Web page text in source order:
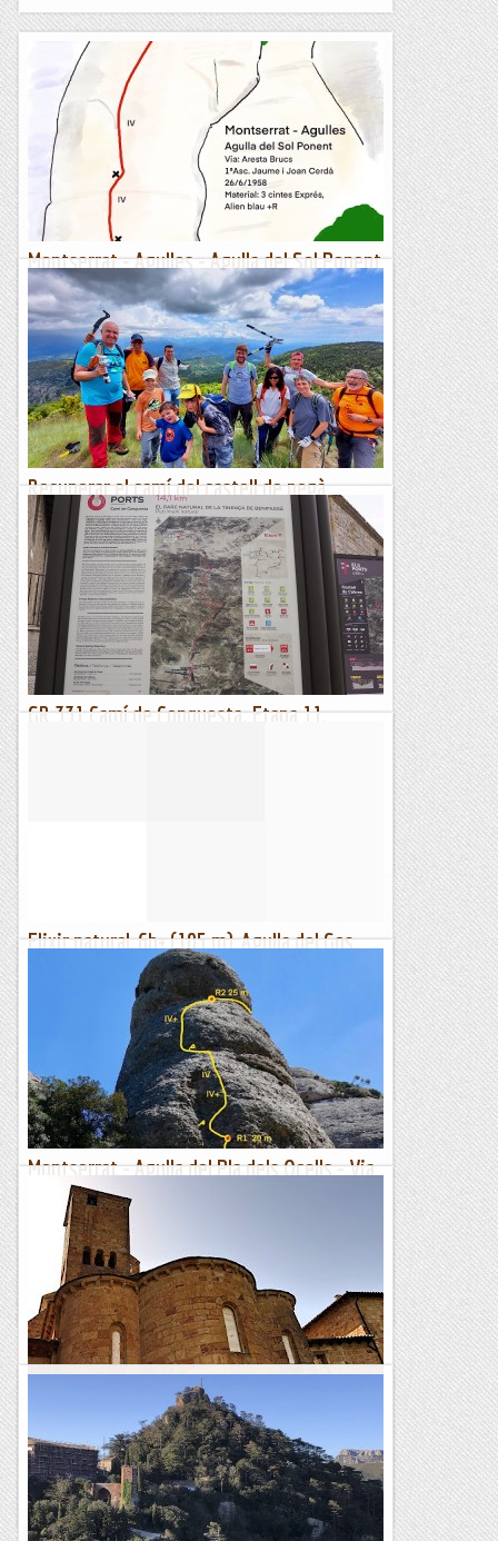
Montserrat - Agulles - Agulla del Sol Ponent
- 13/06/2023
L'Agulla del Sol Ponent és un excel·lent mirador sobre la
cara oest d'Agulles, només per aquest motiu ja val la pena fer
qualsevol de les seves vies. Avui,...
Manel&Ita
Recuperar el camí del castell de pegà
(bonansa - ribagorça)
Hi ha dies que tinc la sensació de treballar a jova (treballar
de franc per la comunitat). Aquest cap de setmana hem
tornat a fer Centre i hem arranjat l'interessantíssim...
Excursions del Joan Ramon
GR 331 Camí de Conquesta. Etapa 11.
Elixir natural, 6b+ (105 m), Agulla del Gos,
Galls i cervell mai han lligat bé, però quan les galles s'hi
afegeixen, l'entropia es dispara. El pla avui era fer "No vols
sopa...", així que arribem en un plis a peu de via...
Lo gall
Montserrat - Agulla del Pla dels Ocells - Via
Guzmán - Silva 06/05/2023
Després de donar voltes a veure quina via podíem fer,
resulta que els nostres companys, Montse i Sergi, no havien
fet l'Agulla del Pla dels Ocells, així que ja tenim...
Manel&Ita
Monestir de leyre i castell de javier.
Descripció de la ruta; si alguna vegada decidiu fer un tomb
per la comunitat de Navarra, aquí detallem un parell de
passejades curtes sense cap dificultat, però amb un...
Esgarrapacrestes